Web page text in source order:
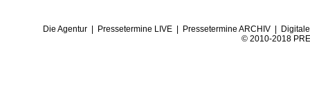
Die Agentur| Pressetermine LIVE| Pressetermine ARCHIV|
© 2010-2018